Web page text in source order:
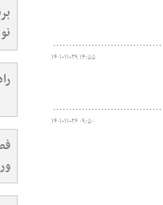
۱۴۰۱-۱۱-۲۹ ۱۴:۵۵
۱۴۰۱-۱۱-۲۶ ۰۹:۵۰